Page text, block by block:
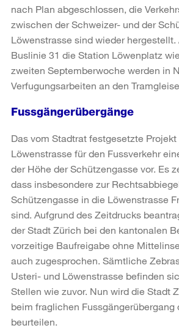
nach Plan abgeschlossen, die
zwischen der Schweizer- und der
Löwenstrasse sind wieder hergestellt.
Buslinie 31 die Station Löwenplatz
zweiten Septemberwoche werden in
Verfugungsarbeiten an den
Fussgängerübergänge
Das vom Stadtrat festgesetzte Projekt
Löwenstrasse für den Fussverkehr
der Höhe der Schützengasse vor. Es
dass insbesondere zur
Schützengasse in die Löwenstrasse
sind. Aufgrund des Zeitdrucks
der Stadt Zürich bei den kantonalen
vorzeitige Baufreigabe ohne
auch zugesprochen. Sämtliche
Usteri- und Löwenstrasse befinden
Stellen wie zuvor. Nun wird die Stadt
beim fraglichen Fussgängerübergang
beurteilen.